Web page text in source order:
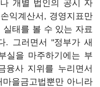
개별 법인의 공시 자
익계산서, 경영지표만
태를 볼 수 있는 자료
. 그러면서 "정부가 새
실을 마주하기에는 부
융사 지위를 누리면서
을금고법뿐만 아니라